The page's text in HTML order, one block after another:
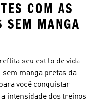
COM AS
SEM MANGA
seu estilo de vida
sem manga pretas da
você conquistar
intensidade dos treinos